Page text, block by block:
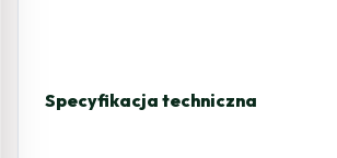
Specyfikacja techniczna